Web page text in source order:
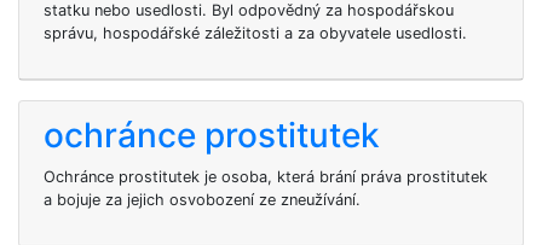
statku nebo usedlosti. Byl odpovědný za hospodářskou
správu, hospodářské záležitosti a za obyvatele usedlosti.
ochránce prostitutek
Ochránce prostitutek je osoba, která brání práva prostitutek
a bojuje za jejich osvobození ze zneužívání.